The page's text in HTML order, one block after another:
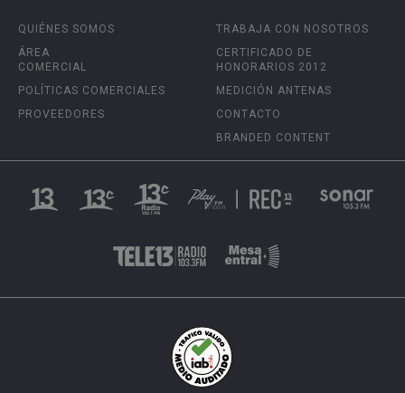
QUIÉNES SOMOS
ÁREA
COMERCIAL
POLÍTICAS COMERCIALES
PROVEEDORES
TRABAJA CON NOSOTROS
CERTIFICADO DE
HONORARIOS 2012
MEDICIÓN ANTENAS
CONTACTO
BRANDED CONTENT